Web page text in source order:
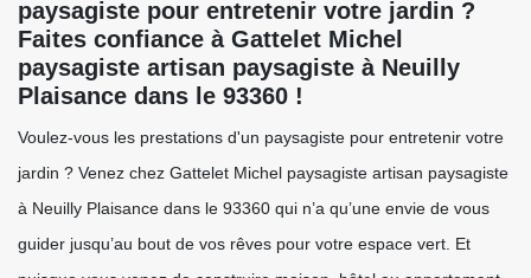
paysagiste pour entretenir votre jardin ?
Faites confiance à Gattelet Michel
paysagiste artisan paysagiste à Neuilly
Plaisance dans le 93360 !
Voulez-vous les prestations d'un paysagiste pour entretenir votre
jardin ? Venez chez Gattelet Michel paysagiste artisan paysagiste
à Neuilly Plaisance dans le 93360 qui n’a qu’une envie de vous
guider jusqu’au bout de vos rêves pour votre espace vert. Et